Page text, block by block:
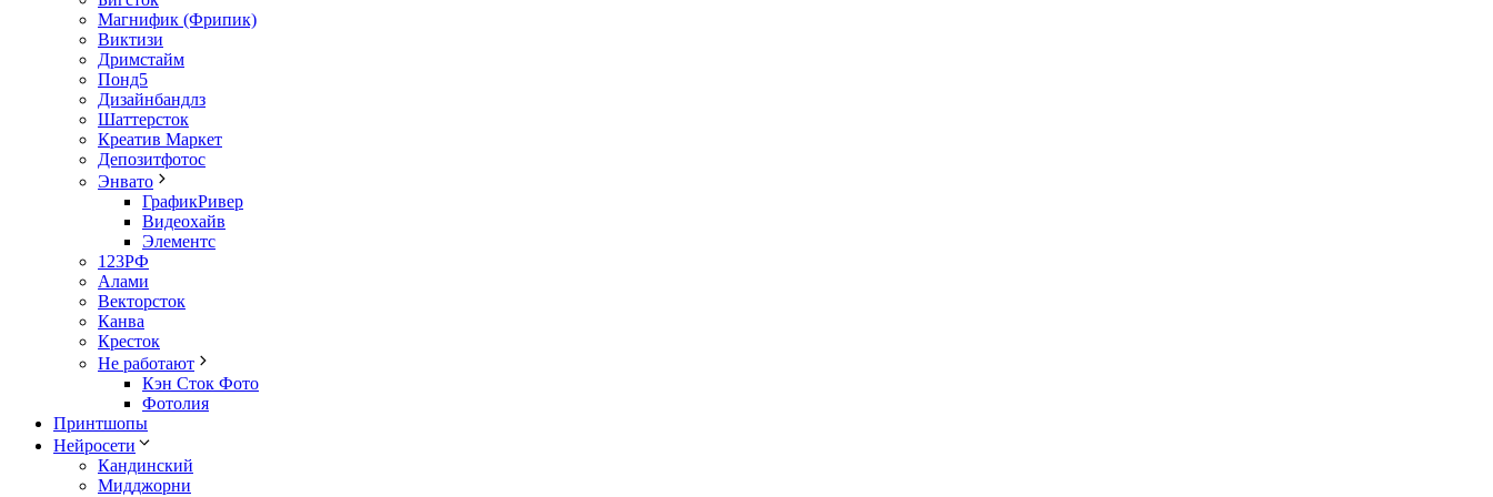
Магнифик (Фрипик)
Виктизи
Дримстайм
Понд5
Дизайнбандлз
Шаттерсток
Креатив Маркет
Депозитфотос
Энвато
ГрафикРивер
Видеохайв
Элементс
123РФ
Алами
Векторсток
Канва
Кресток
Не работают
Кэн Сток Фото
Фотолия
Принтшопы
Нейросети
Кандинский
Мидджорни